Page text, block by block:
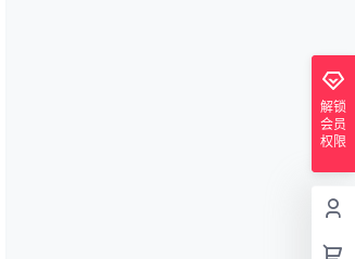
解锁
会员
权限